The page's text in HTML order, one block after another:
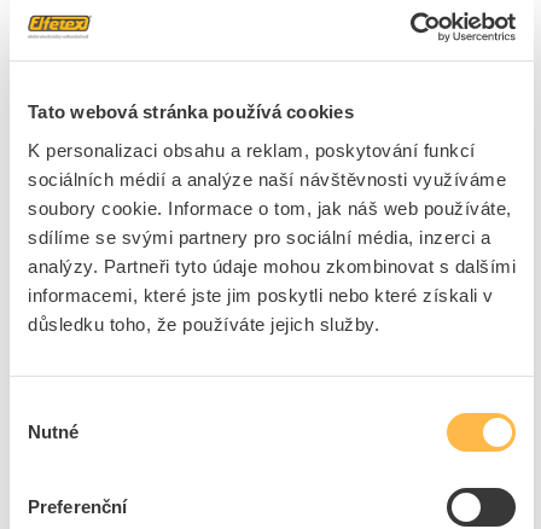
Tato webová stránka používá cookies
K personalizaci obsahu a reklam, poskytování funkcí
sociálních médií a analýze naší návštěvnosti využíváme
soubory cookie. Informace o tom, jak náš web používáte,
sdílíme se svými partnery pro sociální média, inzerci a
analýzy. Partneři tyto údaje mohou zkombinovat s dalšími
informacemi, které jste jim poskytli nebo které získali v
důsledku toho, že používáte jejich služby.
souhlasu
Nutné
Preferenční
Značka
Jmenovitý průřez vodiče
6 mm²
Izolace vodiče
Pryž (EPR)
Značení vodiče
Barva
Jmenovité napětí U
500
Barva pláště
Černá
Pryž (EPR)
Třída vodiče
Třída 5 = flexibilní
Jmenovité napětí U0
Přípustná max. teplota